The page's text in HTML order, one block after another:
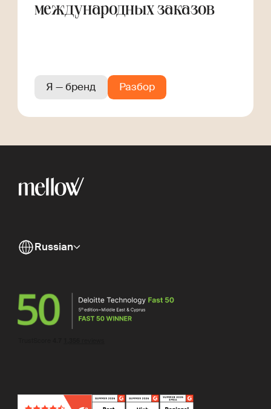
международных заказов
Я — бренд Разбор
Russian